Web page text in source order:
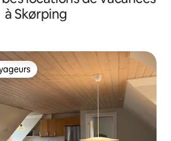
à Skørping
parmi les plus aimés